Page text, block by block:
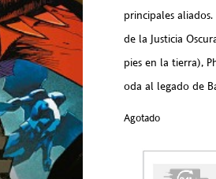
principales
de la Justicia
pies en la tierra),
oda al legado de
Agotado